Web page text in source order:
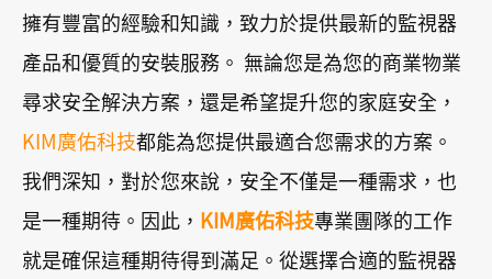
擁有豐富的經驗和知識，致力於提供最新的監視器
產品和優質的安裝服務。 無論您是為您的商業物業
尋求安全解決方案，還是希望提升您的家庭安全，
KIM廣佑科技都能為您提供最適合您需求的方案。
我們深知，對於您來說，安全不僅是一種需求，也
是一種期待。因此， KIM廣佑科技專業團隊的工作
就是確保這種期待得到滿足。從選擇合適的監視器